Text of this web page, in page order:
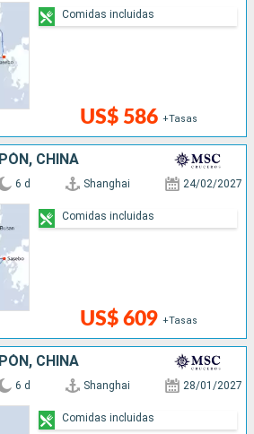
US$ 586 +Tasas
Comidas incluidas
CHINA
6 d Shanghai 24/02/2027
US$ 609 +Tasas
Comidas incluidas
CHINA
6 d Shanghai 28/01/2027
Comidas incluidas